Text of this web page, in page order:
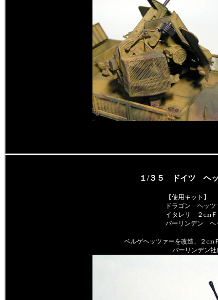
１/３５ ドイツ ヘ
【使用キット】
ドラゴン ヘッツ
イタレリ ２cmＦ
バーリンデン ヘ
ベルゲヘッツァーを改造、２cm
バーリンデン